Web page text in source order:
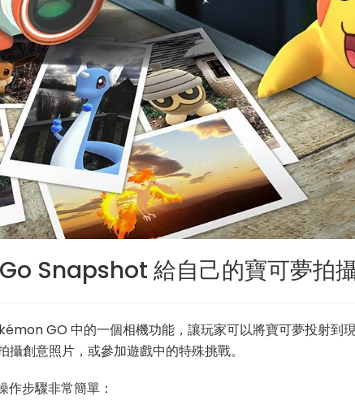
Snapshot 給自己的寶可夢拍
GO 中的一個相機功能，讓玩家可以將寶可夢投射到
攝創意照片，或參加遊戲中的特殊挑戰。
步驟非常簡單：